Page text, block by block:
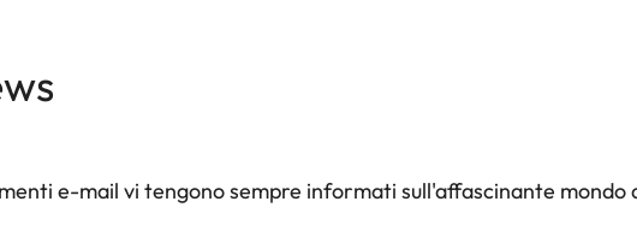
e-mail vi tengono sempre informati sull'affascinante mondo